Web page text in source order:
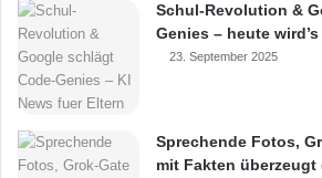
Schul-Revolution &
Genies – heute
23. September 2025
Sprechende Fotos,
mit Fakten